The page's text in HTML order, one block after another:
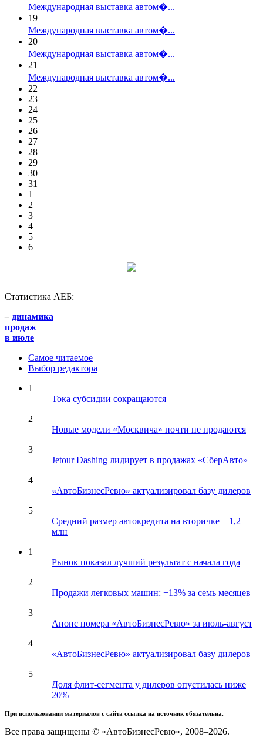
Международная выставка автом�...
19
Международная выставка автом�...
20
Международная выставка автом�...
21
Международная выставка автом�...
22
23
24
25
26
27
28
29
30
31
1
2
3
4
5
6
Статистика АЕБ:
– динамика
продаж
в июле
Самое читаемое
Выбор редактора
1
Тока субсидии сокращаются
2
Новые модели «Москвича» почти не продаются
3
Jetour Dashing лидирует в продажах «СберАвто»
4
«АвтоБизнесРевю» актуализировал базу дилеров
5
Средний размер автокредита на вторичке – 1,2
млн
1
Рынок показал лучший результат с начала года
2
Продажи легковых машин: +13% за семь месяцев
3
Анонс номера «АвтоБизнесРевю» за июль-август
4
«АвтоБизнесРевю» актуализировал базу дилеров
5
Доля флит-сегмента у дилеров опустилась ниже
20%
При использовании материалов с сайта ссылка на источник обязательна.
Все права защищены © «АвтоБизнесРевю», 2008–2026.